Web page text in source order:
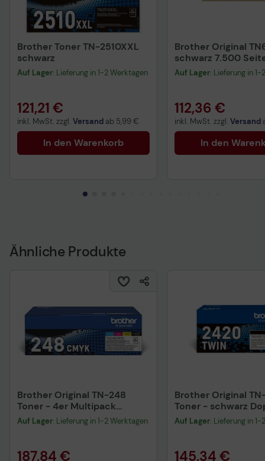
Brother Toner TN-2510XXL
schwarz
Auf Lager: Lieferung in 1-2 Werktagen
121,21 €
inkl. MwSt. zzgl. Versand ab 5,99 €
In den Warenkorb
Brother Original
schwarz 7.500
625XXLBK
Auf Lager: Lieferung in
112,36 €
inkl. MwSt. zzgl. Versand
In den
Ähnliche Produkte
Brother Original TN-248
Toner - 4er Multipack
(TN248CMYK)
Auf Lager: Lieferung in 1-2 Werktagen
187,84 €
Brother Original
Toner - schwarz
(TN2420TWIN)
Auf Lager: Lieferung in
145,34 €